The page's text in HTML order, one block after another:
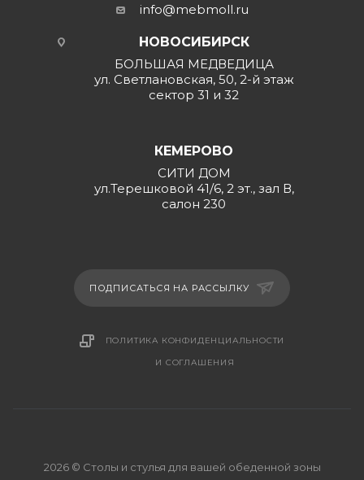
info@mebmoll.ru
НОВОСИБИРСК
БОЛЬШАЯ МЕДВЕДИЦА
ул. Светлановская, 50, 2-й этаж
сектор 31 и 32
КЕМЕРОВО
СИТИ ДОМ
ул.Терешковой 41/6, 2 эт., зал В,
салон 230
ПОДПИСАТЬСЯ НА РАССЫЛКУ
ПОЛИТИКА КОНФИДЕНЦИАЛЬНОСТИ
И СОГЛАШЕНИЯ
2026 © Столы и стулья для вашей обеденной зоны